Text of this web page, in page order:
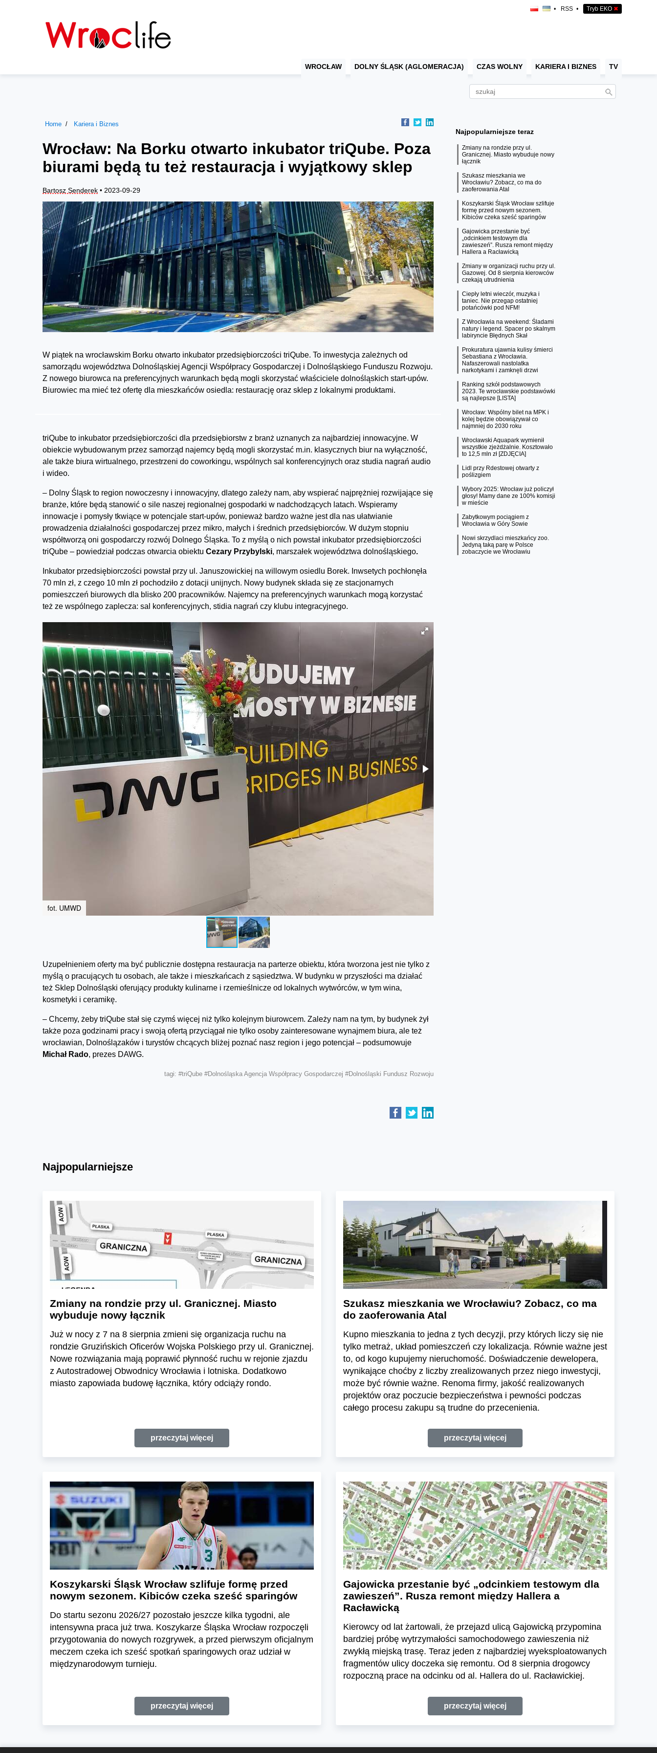
• RSS • Tryb EKO ✖
WROCŁAW DOLNY ŚLĄSK (AGLOMERACJA) CZAS WOLNY KARIERA I BIZNES TV
Home Kariera i Biznes
Wrocław: Na Borku otwarto inkubator triQube. Poza
biurami będą tu też restauracja i wyjątkowy sklep
Bartosz Senderek • 2023-09-29
W piątek na wrocławskim Borku otwarto inkubator przedsiębiorczości triQube. To inwestycja zależnych od
samorządu województwa Dolnośląskiej Agencji Współpracy Gospodarczej i Dolnośląskiego Funduszu Rozwoju.
Z nowego biurowca na preferencyjnych warunkach będą mogli skorzystać właściciele dolnośląskich start-upów.
Biurowiec ma mieć też ofertę dla mieszkańców osiedla: restaurację oraz sklep z lokalnymi produktami.
triQube to inkubator przedsiębiorczości dla przedsiębiorstw z branż uznanych za najbardziej innowacyjne. W
obiekcie wybudowanym przez samorząd najemcy będą mogli skorzystać m.in. klasycznych biur na wyłączność,
ale także biura wirtualnego, przestrzeni do coworkingu, wspólnych sal konferencyjnych oraz studia nagrań audio
i wideo.
– Dolny Śląsk to region nowoczesny i innowacyjny, dlatego zależy nam, aby wspierać najprężniej rozwijające się
branże, które będą stanowić o sile naszej regionalnej gospodarki w nadchodzących latach. Wspieramy
innowacje i pomysły tkwiące w potencjale start-upów, ponieważ bardzo ważne jest dla nas ułatwianie
prowadzenia działalności gospodarczej przez mikro, małych i średnich przedsiębiorców. W dużym stopniu
współtworzą oni gospodarczy rozwój Dolnego Śląska. To z myślą o nich powstał inkubator przedsiębiorczości
triQube – powiedział podczas otwarcia obiektu Cezary Przybylski, marszałek województwa dolnośląskiego.
Inkubator przedsiębiorczości powstał przy ul. Januszowickiej na willowym osiedlu Borek. Inwsetych pochłonęła
70 mln zł, z czego 10 mln zł pochodziło z dotacji unijnych. Nowy budynek składa się ze stacjonarnych
pomieszczeń biurowych dla blisko 200 pracowników. Najemcy na preferencyjnych warunkach mogą korzystać
też ze wspólnego zaplecza: sal konferencyjnych, stidia nagrań czy klubu integracyjnego.
fot. UMWD
Uzupełnieniem oferty ma być publicznie dostępna restauracja na parterze obiektu, która tworzona jest nie tylko z
myślą o pracujących tu osobach, ale także i mieszkańcach z sąsiedztwa. W budynku w przyszłości ma działać
też Sklep Dolnośląski oferujący produkty kulinarne i rzemieślnicze od lokalnych wytwórców, w tym wina,
kosmetyki i ceramikę.
– Chcemy, żeby triQube stał się czymś więcej niż tylko kolejnym biurowcem. Zależy nam na tym, by budynek żył
także poza godzinami pracy i swoją ofertą przyciągał nie tylko osoby zainteresowane wynajmem biura, ale też
wrocławian, Dolnoślązaków i turystów chcących bliżej poznać nasz region i jego potencjał – podsumowuje
Michał Rado, prezes DAWG.
tagi: #triQube #Dolnośląska Agencja Współpracy Gospodarczej #Dolnośląski Fundusz Rozwoju
Najpopularniejsze teraz
Zmiany na rondzie przy ul.
Granicznej. Miasto wybuduje nowy
łącznik
Szukasz mieszkania we
Wrocławiu? Zobacz, co ma do
zaoferowania Atal
Koszykarski Śląsk Wrocław szlifuje
formę przed nowym sezonem.
Kibiców czeka sześć sparingów
Gajowicka przestanie być
„odcinkiem testowym dla
zawieszeń”. Rusza remont między
Hallera a Racławicką
Zmiany w organizacji ruchu przy ul.
Gazowej. Od 8 sierpnia kierowców
czekają utrudnienia
Ciepły letni wieczór, muzyka i
taniec. Nie przegap ostatniej
potańcówki pod NFM!
Z Wrocławia na weekend: Śladami
natury i legend. Spacer po skalnym
labiryncie Błędnych Skał
Prokuratura ujawnia kulisy śmierci
Sebastiana z Wrocławia.
Nafaszerowali nastolatka
narkotykami i zamknęli drzwi
Ranking szkół podstawowych
2023. Te wrocławskie podstawówki
są najlepsze [LISTA]
Wrocław: Wspólny bilet na MPK i
kolej będzie obowiązywał co
najmniej do 2030 roku
Wrocławski Aquapark wymienił
wszystkie zjeżdżalnie. Kosztowało
to 12,5 mln zł [ZDJĘCIA]
Lidl przy Rdestowej otwarty z
poślizgiem
Wybory 2025: Wrocław już policzył
głosy! Mamy dane ze 100% komisji
w mieście
Zabytkowym pociągiem z
Wrocławia w Góry Sowie
Nowi skrzydlaci mieszkańcy zoo.
Jedyną taką parę w Polsce
zobaczycie we Wrocławiu
Najpopularniejsze
Zmiany na rondzie przy ul. Granicznej. Miasto
wybuduje nowy łącznik
Już w nocy z 7 na 8 sierpnia zmieni się organizacja ruchu na
rondzie Gruzińskich Oficerów Wojska Polskiego przy ul. Granicznej.
Nowe rozwiązania mają poprawić płynność ruchu w rejonie zjazdu
z Autostradowej Obwodnicy Wrocławia i lotniska. Dodatkowo
miasto zapowiada budowę łącznika, który odciąży rondo.
przeczytaj więcej
Szukasz mieszkania we Wrocławiu? Zobacz, co ma
do zaoferowania Atal
Kupno mieszkania to jedna z tych decyzji, przy których liczy się nie
tylko metraż, układ pomieszczeń czy lokalizacja. Równie ważne jest
to, od kogo kupujemy nieruchomość. Doświadczenie dewelopera,
wynikające choćby z liczby zrealizowanych przez niego inwestycji,
może być równie ważne. Renoma firmy, jakość realizowanych
projektów oraz poczucie bezpieczeństwa i pewności podczas
całego procesu zakupu są trudne do przecenienia.
przeczytaj więcej
Koszykarski Śląsk Wrocław szlifuje formę przed
nowym sezonem. Kibiców czeka sześć sparingów
Do startu sezonu 2026/27 pozostało jeszcze kilka tygodni, ale
intensywna praca już trwa. Koszykarze Śląska Wrocław rozpoczęli
przygotowania do nowych rozgrywek, a przed pierwszym oficjalnym
meczem czeka ich sześć spotkań sparingowych oraz udział w
międzynarodowym turnieju.
przeczytaj więcej
Gajowicka przestanie być „odcinkiem testowym dla
zawieszeń”. Rusza remont między Hallera a
Racławicką
Kierowcy od lat żartowali, że przejazd ulicą Gajowicką przypomina
bardziej próbę wytrzymałości samochodowego zawieszenia niż
zwykłą miejską trasę. Teraz jeden z najbardziej wyeksploatowanych
fragmentów ulicy doczeka się remontu. Od 8 sierpnia drogowcy
rozpoczną prace na odcinku od al. Hallera do ul. Racławickiej.
przeczytaj więcej